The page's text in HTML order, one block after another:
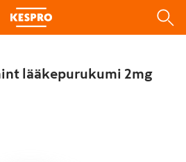
lääkepurukumi 2mg